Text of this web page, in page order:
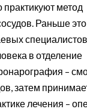
метод
Раньше
в отделение
–
затем
лечения –